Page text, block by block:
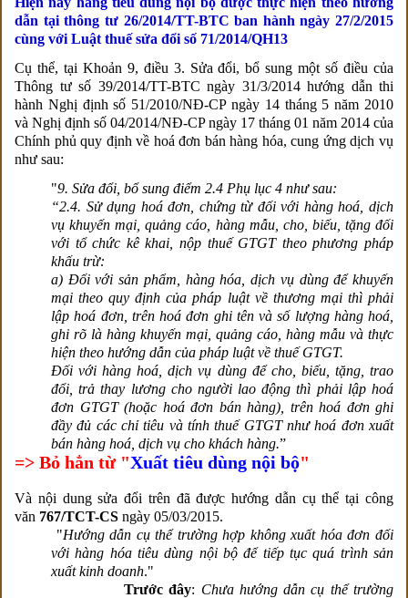
dẫn tại thông tư 26/2014/TT-BTC ban hành ngày 27/2/2015
cùng với Luật thuế sửa đổi số 71/2014/QH13
Cụ thể, tại Khoản 9, điều 3. Sửa đổi, bổ sung một số điều của
Thông tư số 39/2014/TT-BTC ngày 31/3/2014 hướng dẫn thi
hành Nghị định số 51/2010/NĐ-CP ngày 14 tháng 5 năm 2010
và Nghị định số 04/2014/NĐ-CP ngày 17 tháng 01 năm 2014 của
Chính phủ quy định về hoá đơn bán hàng hóa, cung ứng dịch vụ
như sau:
"9. Sửa đổi, bổ sung điểm 2.4 Phụ lục 4 như sau:
“2.4. Sử dụng hoá đơn, chứng từ đối với hàng hoá, dịch
vụ khuyến mại, quảng cáo, hàng mẫu, cho, biếu, tặng đối
với tổ chức kê khai, nộp thuế GTGT theo phương pháp
khấu trừ:
a) Đối với sản phẩm, hàng hóa, dịch vụ dùng để khuyến
mại theo quy định của pháp luật về thương mại thì phải
lập hoá đơn, trên hoá đơn ghi tên và số lượng hàng hoá,
ghi rõ là hàng khuyến mại, quảng cáo, hàng mẫu và thực
hiện theo hướng dẫn của pháp luật về thuế GTGT.
Đối với hàng hoá, dịch vụ dùng để cho, biếu, tặng, trao
đổi, trả thay lương cho người lao động thì phải lập hoá
đơn GTGT (hoặc hoá đơn bán hàng), trên hoá đơn ghi
đầy đủ các chỉ tiêu và tính thuế GTGT như hoá đơn xuất
bán hàng hoá, dịch vụ cho khách hàng.”
=> Bỏ hẳn từ "Xuất tiêu dùng nội bộ"
Và nội dung sửa đổi trên đã được hướng dẫn cụ thể tại công
văn 767/TCT-CS ngày 05/03/2015.
"Hướng dẫn cụ thể trường hợp không xuất hóa đơn đối
với hàng hóa tiêu dùng nội bộ để tiếp tục quá trình sản
xuất kinh doanh."
Trước đây: Chưa hướng dẫn cụ thể trường